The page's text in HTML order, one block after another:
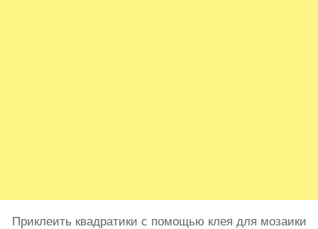
Приклеить квадратики с помощью клея для мозаики